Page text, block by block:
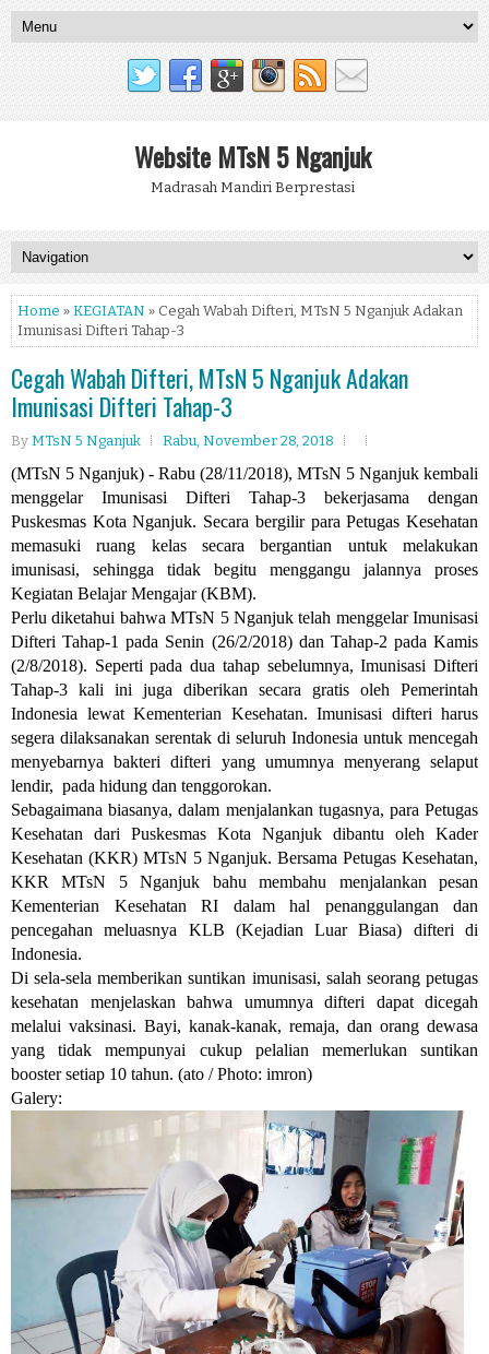
Website MTsN 5 Nganjuk
Madrasah Mandiri Berprestasi
Home » KEGIATAN » Cegah Wabah Difteri, MTsN 5 Nganjuk Adakan
Imunisasi Difteri Tahap-3
Cegah Wabah Difteri, MTsN 5 Nganjuk Adakan
Imunisasi Difteri Tahap-3
By MTsN 5 Nganjuk Rabu, November 28, 2018
(MTsN 5 Nganjuk) - Rabu (28/11/2018), MTsN 5 Nganjuk kembali
menggelar Imunisasi Difteri Tahap-3 bekerjasama dengan
Puskesmas Kota Nganjuk. Secara bergilir para Petugas Kesehatan
memasuki ruang kelas secara bergantian untuk melakukan
imunisasi, sehingga tidak begitu menggangu jalannya proses
Kegiatan Belajar Mengajar (KBM).
Perlu diketahui bahwa MTsN 5 Nganjuk telah menggelar Imunisasi
Difteri Tahap-1 pada Senin (26/2/2018) dan Tahap-2 pada Kamis
(2/8/2018). Seperti pada dua tahap sebelumnya, Imunisasi Difteri
Tahap-3 kali ini juga diberikan secara gratis oleh Pemerintah
Indonesia lewat Kementerian Kesehatan. Imunisasi difteri harus
segera dilaksanakan serentak di seluruh Indonesia untuk mencegah
menyebarnya bakteri difteri yang umumnya menyerang selaput
lendir, pada hidung dan tenggorokan.
Sebagaimana biasanya, dalam menjalankan tugasnya, para Petugas
Kesehatan dari Puskesmas Kota Nganjuk dibantu oleh Kader
Kesehatan (KKR) MTsN 5 Nganjuk. Bersama Petugas Kesehatan,
KKR MTsN 5 Nganjuk bahu membahu menjalankan pesan
Kementerian Kesehatan RI dalam hal penanggulangan dan
pencegahan meluasnya KLB (Kejadian Luar Biasa) difteri di
Indonesia.
Di sela-sela memberikan suntikan imunisasi, salah seorang petugas
kesehatan menjelaskan bahwa umumnya difteri dapat dicegah
melalui vaksinasi. Bayi, kanak-kanak, remaja, dan orang dewasa
yang tidak mempunyai cukup pelalian memerlukan suntikan
booster setiap 10 tahun. (ato / Photo: imron)
Galery: